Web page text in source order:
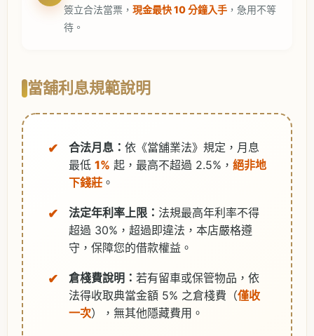
簽立合法當票， 現金最快 10 分鐘入手 ，急用不等
待。
當舖利息規範說明
合法月息： 依《當舖業法》規定，月息
最低 1% 起，最高不超過 2.5%， 絕非地
下錢莊 。
法定年利率上限： 法規最高年利率不得
超過 30%，超過即違法，本店嚴格遵
守，保障您的借款權益。
倉棧費說明： 若有留車或保管物品，依
法得收取典當金額 5% 之倉棧費（僅收
一次），無其他隱藏費用。